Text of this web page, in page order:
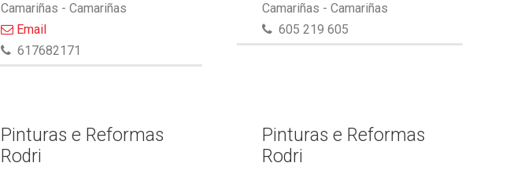
Camariñas - Camariñas
Email
617682171
Camariñas - Camariñas
605 219 605
Pinturas e Reformas
Rodri
Pinturas e Reformas
Rodri